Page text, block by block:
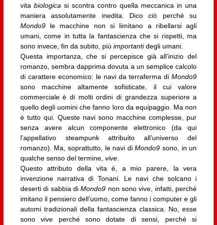
vita biologica si scontra contro quella meccanica in una
maniera assolutamente inedita. Dico ciò perché su
Mondo9 le macchine non si limitano a ribellarsi agli
umani, come in tutta la fantascienza che si rispetti, ma
sono invece, fin da subito, più importantidegli umani.
Questa importanza, che si percepisce già all’inizio del
romanzo, sembra dapprima dovuta a un semplice calcolo
di carattere economico: le navi da terraferma diMondo9
sono macchine altamente sofisticate, il cui valore
commerciale è di molti ordini di grandezza superiore a
quello degli uomini che fanno loro da equipaggio. Ma non
è tutto qui. Queste navi sono macchine complesse, pur
senza avere alcun componente elettronico (da qui
l’appellativo steampunk attribuito all’universo del
romanzo). Ma, soprattutto, le navi diMondo9 sono, in un
qualche senso del termine, vive.
Questo attributo della vita è, a mio parere, la vera
invenzione narrativa di Tonani. Le navi che solcano i
deserti di sabbia diMondo9 non sono vive, infatti, perché
imitano il pensiero dell’uomo, come fanno i computer e gli
automi tradizionali della fantascienza classica. No, esse
sono vive perché sono dotate di sensi, perché si